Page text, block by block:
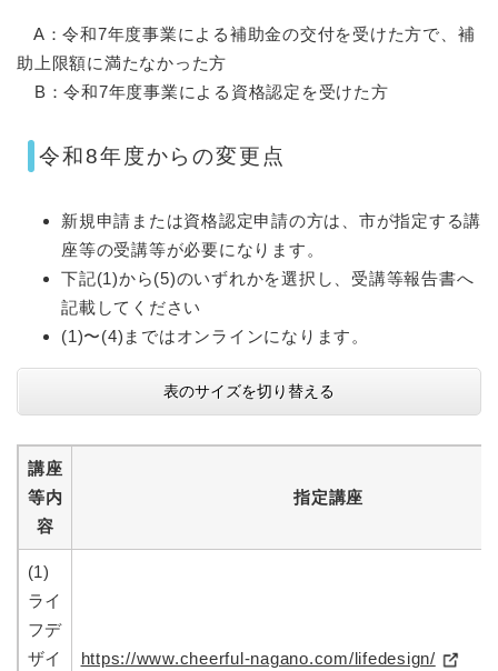
A：令和7年度事業による補助金の交付を受けた方で、補
助上限額に満たなかった方
B：令和7年度事業による資格認定を受けた方
令和8年度からの変更点
新規申請または資格認定申請の方は、市が指定する講
座等の受講等が必要になります。
下記(1)から(5)のいずれかを選択し、受講等報告書へ
記載してください
(1)〜(4)まではオンラインになります。
表のサイズを切り替える
講座
等内
容
指定講座
(1)
ライ
フデ
ザイ
https://www.cheerful-nagano.com/lifedesign/